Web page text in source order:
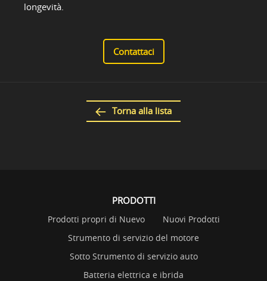
longevità.
Contattaci
Torna alla lista
PRODOTTI
Prodotti propri di Nuevo
Nuovi Prodotti
Strumento di servizio del motore
Sotto Strumento di servizio auto
Batteria elettrica e ibrida